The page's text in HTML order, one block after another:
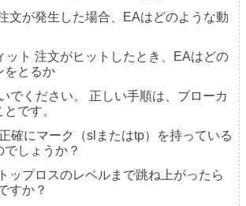
文が発生した場合、EAはどのような動
ット 注文がヒットしたとき、EAはどの
をとるか
でください。 正しい手順は、ブローカ
です。
確にマーク（slまたはtp）を持っている
しょうか？
ップロスのレベルまで跳ね上がったら
すか？